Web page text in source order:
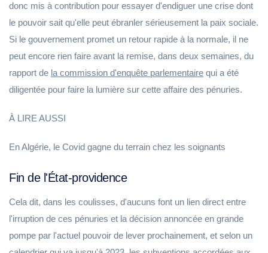
donc mis à contribution pour essayer d'endiguer une crise dont
le pouvoir sait qu'elle peut ébranler sérieusement la paix sociale.
Si le gouvernement promet un retour rapide à la normale, il ne
peut encore rien faire avant la remise, dans deux semaines, du
rapport de la commission d'enquête parlementaire qui a été
diligentée pour faire la lumière sur cette affaire des pénuries.
À LIRE AUSSI
En Algérie, le Covid gagne du terrain chez les soignants
Fin de l'État-providence
Cela dit, dans les coulisses, d'aucuns font un lien direct entre
l'irruption de ces pénuries et la décision annoncée en grande
pompe par l'actuel pouvoir de lever prochainement, et selon un